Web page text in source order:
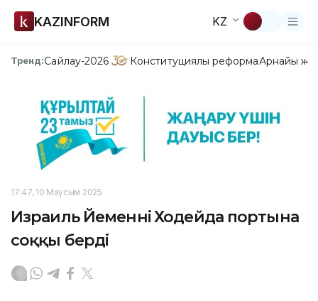
KAZINFORM KZ
Тренд:Сайлау-2026 Конституциялық реформаАрнайы
17:47, 10 Маусым 2025
Израиль Йеменнің Ходейда портына
соққы берді